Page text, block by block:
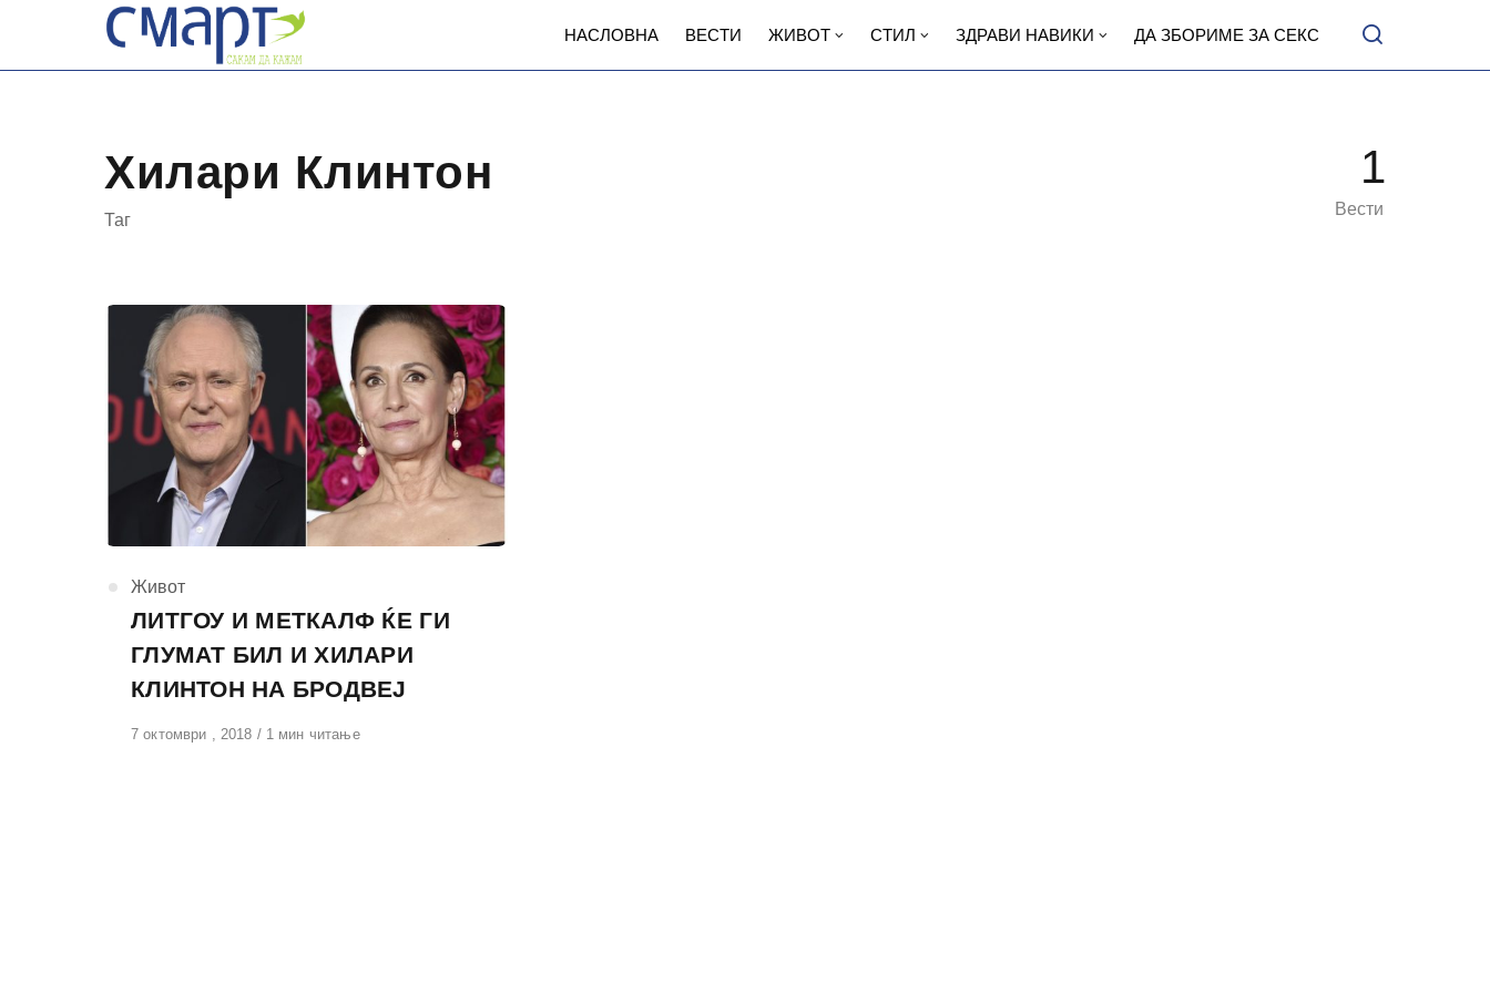
content
НАСЛОВНА ВЕСТИ ЖИВОТ СТИЛ ЗДРАВИ НАВИКИ ДА ЗБОРИМЕ ЗА СЕКС
Хилари Клинтон
Таг
1
Вести
КАтегорија
Живот
ЛИТГОУ И МЕТКАЛФ ЌЕ ГИ
ГЛУМАТ БИЛ И ХИЛАРИ
КЛИНТОН НА БРОДВЕЈ
Објавено
7 октомври , 2018 1 мин читање